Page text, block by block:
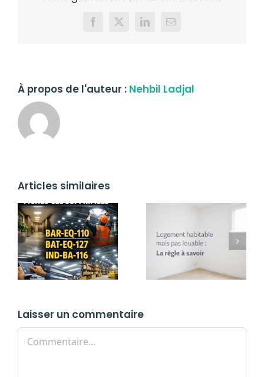
Facebook
X LinkedInEmail
À propos de l'auteur : Nehbil Ladjal
Articles similaires
Laisser un commentaire
Commentaire